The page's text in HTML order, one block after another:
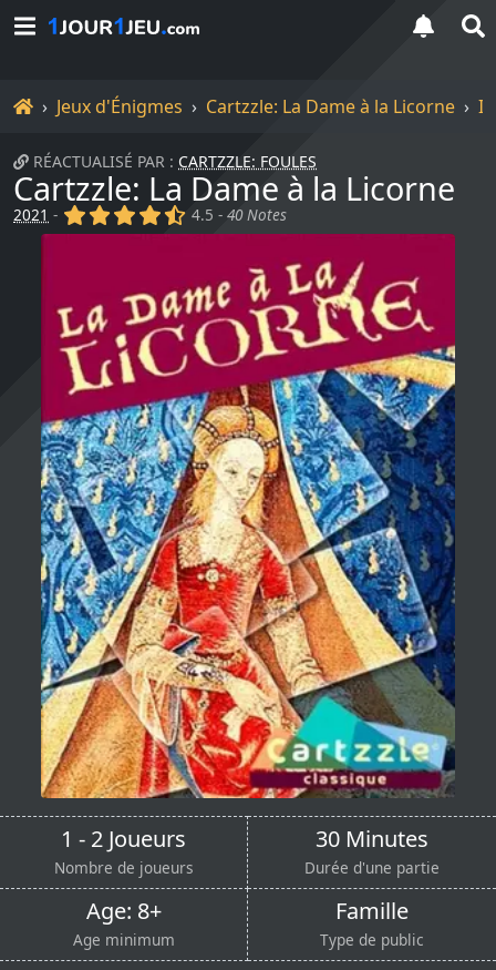
Accueil
Jeux d'Énigmes Cartzzle: La Dame à la Licorne
RÉACTUALISÉ PAR : CARTZZLE: FOULES
Cartzzle: La Dame à la Licorne
2021 - (x) (x) (x) (x) (,)
4.5 -40 Notes
1 - 2 Joueurs
Nombre de joueurs
30 Minutes
Durée d'une partie
Age: 8+
Age minimum
Famille
Type de public